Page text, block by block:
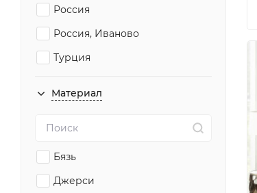
Россия
Россия, Иваново
Турция
Материал
Бязь
Джерси